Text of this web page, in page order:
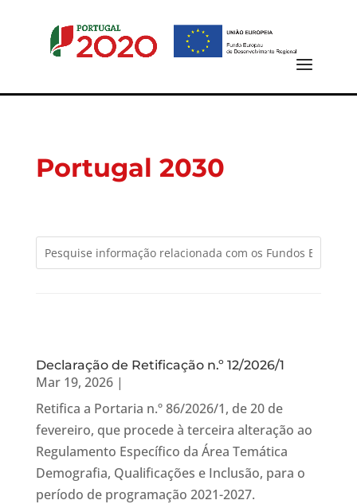
Portugal 2030
Declaração de Retificação n.º 12/2026/1
Mar 19, 2026|
Retifica a Portaria n.º 86/2026/1, de 20 de
fevereiro, que procede à terceira alteração ao
Regulamento Específico da Área Temática
Demografia, Qualificações e Inclusão, para o
período de programação 2021-2027.